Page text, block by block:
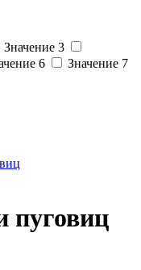
Значение 3
6
Значение 7
пуговиц